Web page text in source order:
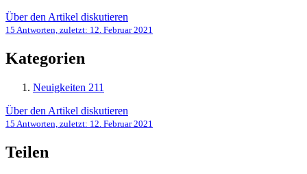
Über den Artikel diskutieren
15 Antworten, zuletzt: 12. Februar 2021
Kategorien
Neuigkeiten 211
Über den Artikel diskutieren
15 Antworten, zuletzt: 12. Februar 2021
Teilen